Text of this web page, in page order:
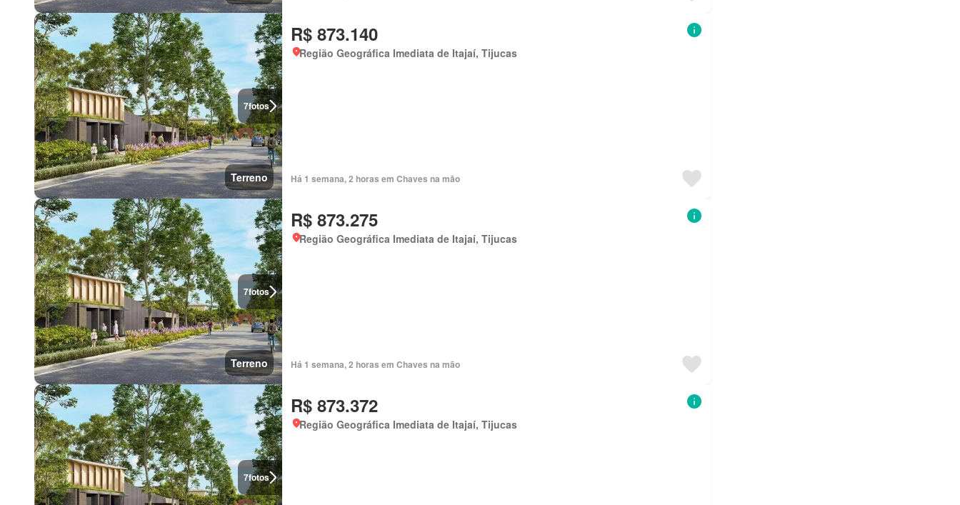
7fotos
Terreno
R$ 873.140
Região Geográfica Imediata de Itajaí, Tijucas
Há 1 semana, 2 horas em Chaves na mão
7fotos
Terreno
R$ 873.275
Região Geográfica Imediata de Itajaí, Tijucas
Há 1 semana, 2 horas em Chaves na mão
7fotos
R$ 873.372
Região Geográfica Imediata de Itajaí, Tijucas